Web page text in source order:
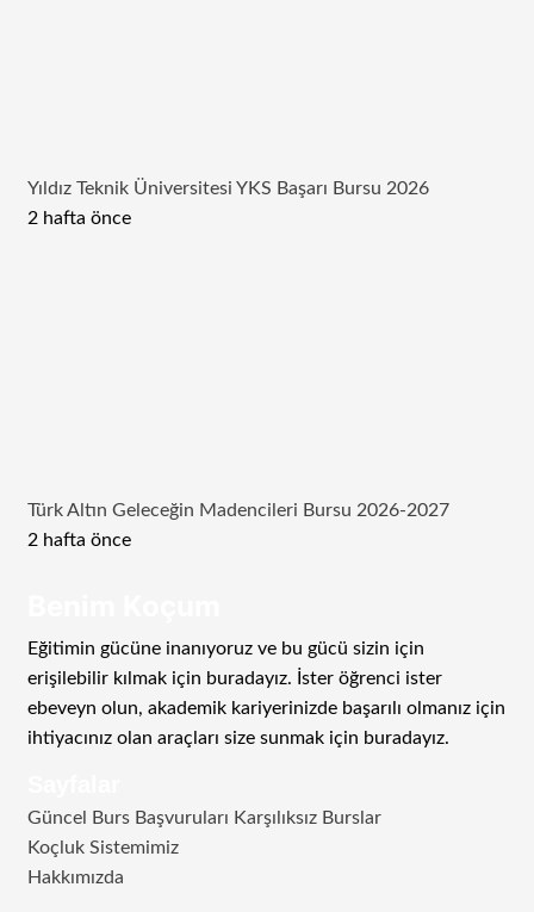
Yıldız Teknik Üniversitesi YKS Başarı Bursu 2026
2 hafta önce
Türk Altın Geleceğin Madencileri Bursu 2026-2027
2 hafta önce
Eğitimin gücüne inanıyoruz ve bu gücü sizin için
erişilebilir kılmak için buradayız. İster öğrenci ister
ebeveyn olun, akademik kariyerinizde başarılı olmanız için
ihtiyacınız olan araçları size sunmak için buradayız.
Güncel Burs Başvuruları Karşılıksız Burslar
Koçluk Sistemimiz
Hakkımızda